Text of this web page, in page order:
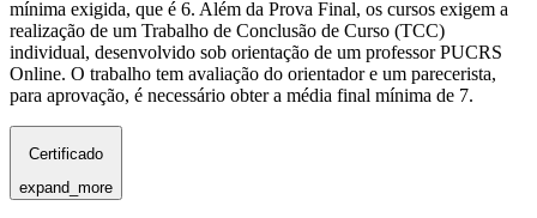
mínima exigida, que é 6. Além da Prova Final, os cursos exigem a
realização de um Trabalho de Conclusão de Curso (TCC)
individual, desenvolvido sob orientação de um professor PUCRS
Online. O trabalho tem avaliação do orientador e um parecerista,
para aprovação, é necessário obter a média final mínima de 7.
Certificado
expand_more